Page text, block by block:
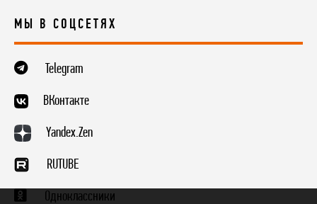
МЫ В СОЦСЕТЯХ
Telegram
ВКонтакте
Yandex.Zen
RUTUBE
Одноклассники